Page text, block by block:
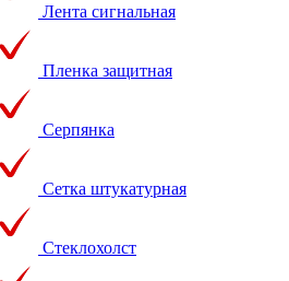
Лента сигнальная
Пленка защитная
Серпянка
Сетка штукатурная
Стеклохолст